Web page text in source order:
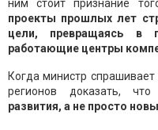
ним стоит признание
проекты прошлых лет
цели, превращаясь в
работающие центры
Когда министр
регионов доказать, что
развития, а не просто